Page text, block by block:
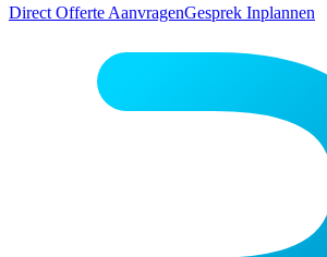
Direct Offerte AanvragenGesprek Inplannen